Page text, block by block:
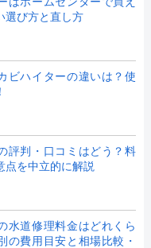
選び方と直し方
ビハイターの違いは？使
評判・口コミはどう？料
点を中立的に解説
水道修理料金はどれくら
の費用目安と相場比較・